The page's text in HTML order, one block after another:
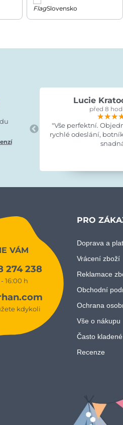
Slovensko
Lucie
před 8
"Vše perfektní.
rychlé odeslání,
VÁM
274 238
16:00 h
kdykoli
PRO
Doprava a
Vrácení zboží
Reklamace
Obchodní
Ochrana
Vše o nákupu
Často
Recenze